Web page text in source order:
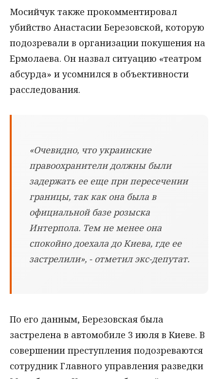
Мосийчук также прокомментировал
убийство Анастасии Березовской, которую
подозревали в организации покушения на
Ермолаева. Он назвал ситуацию «театром
абсурда» и усомнился в объективности
расследования.
«Очевидно, что украинские
правоохранители должны были
задержать ее еще при пересечении
границы, так как она была в
официальной базе розыска
Интерпола. Тем не менее она
спокойно доехала до Киева, где ее
застрелили», - отметил экс-депутат.
По его данным, Березовская была
застрелена в автомобиле 3 июля в Киеве. В
совершении преступления подозреваются
сотрудник Главного управления разведки